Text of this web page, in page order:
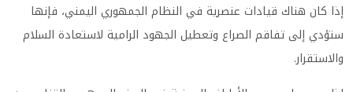
إذا كان هناك قيادات عنصرية في النظام الجمهوري اليمني، فإنها
ستؤدي إلى تفاقم الصراع وتعطيل الجهود الرامية لاستعادة السلام
والاستقرار.